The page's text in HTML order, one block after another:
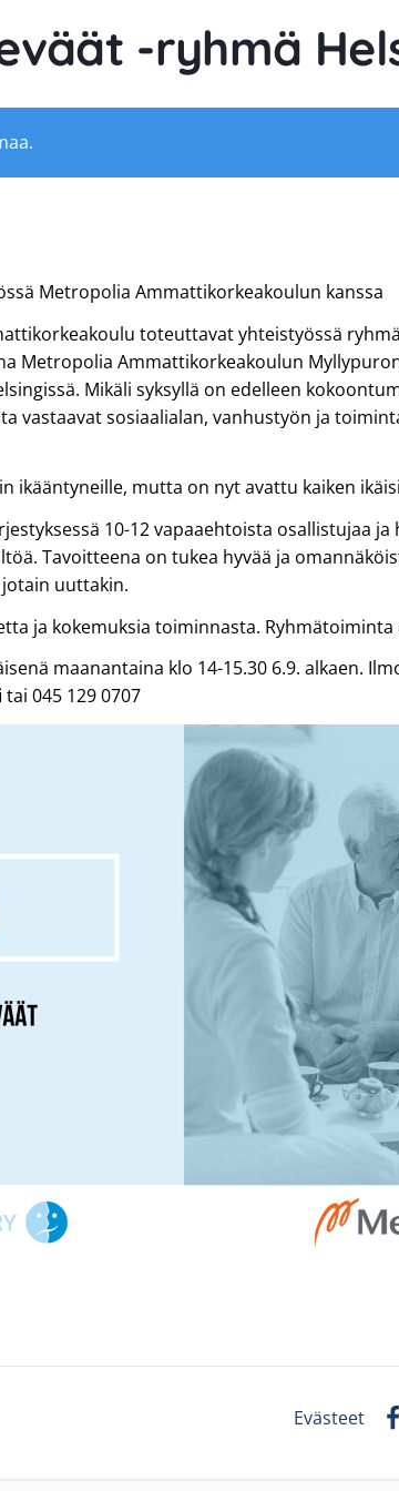
-ryhmä
Metropolia Ammattikorkeakoulun kanssa
toteuttavat yhteistyössä
Metropolia Ammattikorkeakoulun
Mikäli syksyllä on edelleen
vastaavat sosiaalialan, vanhustyön ja
ikääntyneille, mutta on nyt avattu kaiken
10-12 vapaaehtoista osallistujaa ja
Tavoitteena on tukea hyvää ja
uuttakin.
ja kokemuksia toiminnasta.
maanantaina klo 14-15.30 6.9. alkaen.
045 129 0707
Evästeet